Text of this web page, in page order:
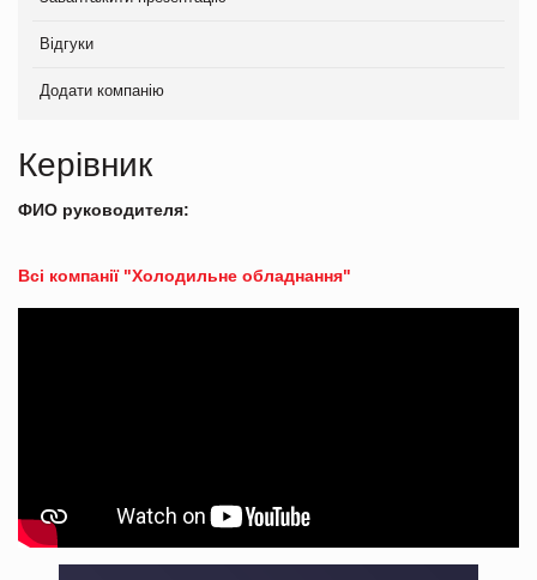
Відгуки
Додати компанію
Керівник
ФИО руководителя:
Всі компанії "Холодильне обладнання"